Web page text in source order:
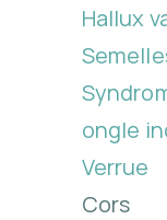
Hallux
ongle
Verrue
Cors